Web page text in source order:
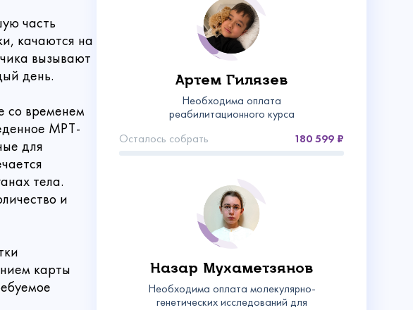
часть
качаются на
вызывают
день.
со временем
МРТ-
для
тела.
и
карты
Артем Гилязев
Необходима оплата
реабилитационного курса
Осталось собрать
180 599
Назар Мухаметзянов
Необходима оплата молекулярно-
генетических исследований для